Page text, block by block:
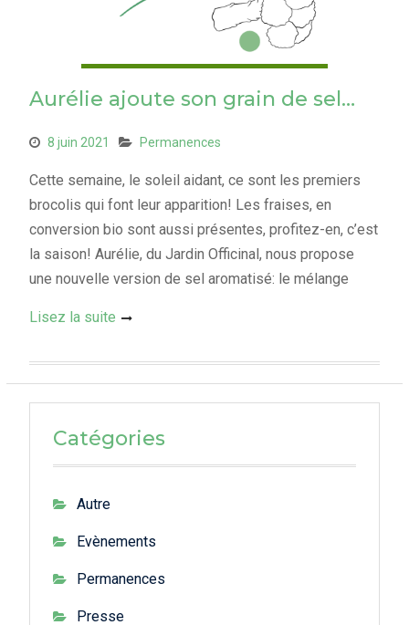
Aurélie ajoute son grain de sel…
8 juin 2021 Permanences
Cette semaine, le soleil aidant, ce sont les premiers
brocolis qui font leur apparition! Les fraises, en
conversion bio sont aussi présentes, profitez-en, c’est
la saison! Aurélie, du Jardin Officinal, nous propose
une nouvelle version de sel aromatisé: le mélange
Lisez la suite
Catégories
Autre
Evènements
Permanences
Presse